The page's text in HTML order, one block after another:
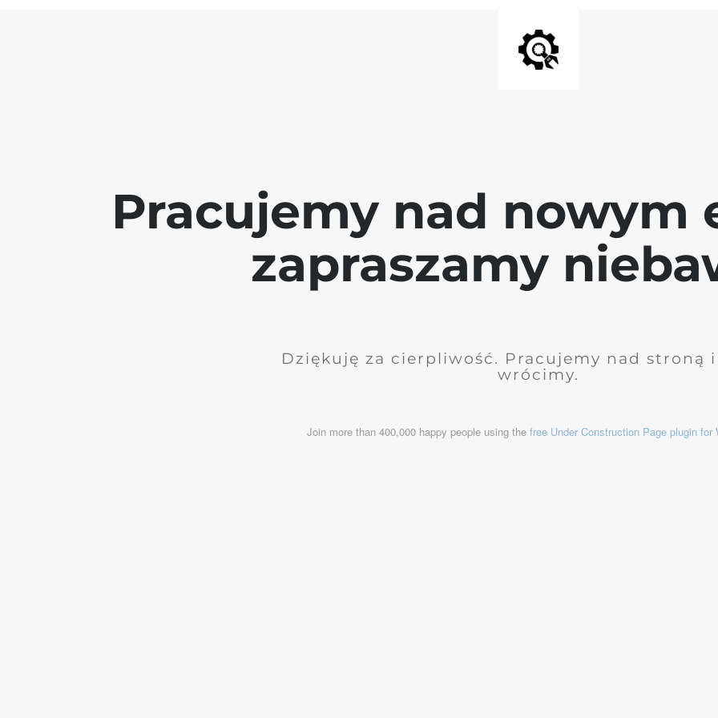
Pracujemy nad nowym
zapraszamy
Dziękuję za cierpliwość. Pracujemy nad stroną
wrócimy.
Join more than 400,000 happy people using the free Under Construction Page plugin for